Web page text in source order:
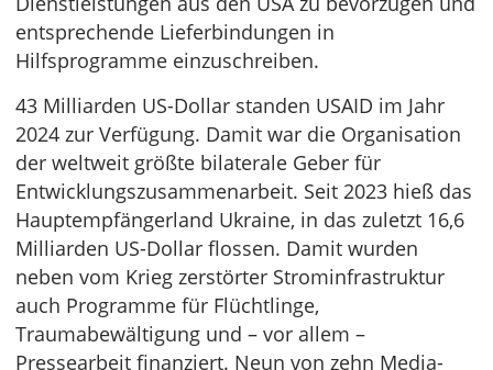
entsprechende Lieferbindungen in
Hilfsprogramme einzuschreiben.
43 Milliarden US-Dollar standen USAID im Jahr
2024 zur Verfügung. Damit war die Organisation
der weltweit größte bilaterale Geber für
Entwicklungszusammenarbeit. Seit 2023 hieß das
Hauptempfängerland Ukraine, in das zuletzt 16,6
Milliarden US-Dollar flossen. Damit wurden
neben vom Krieg zerstörter Strominfrastruktur
auch Programme für Flüchtlinge,
Traumabewältigung und – vor allem –
Pressearbeit finanziert. Neun von zehn Media-